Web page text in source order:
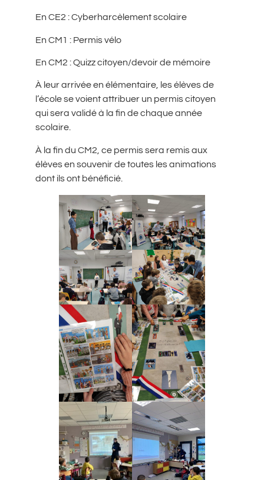
En CE2 : Cyberharcèlement scolaire
En CM1 : Permis vélo
En CM2 : Quizz citoyen/devoir de mémoire
À leur arrivée en élémentaire, les élèves de
l’école se voient attribuer un permis citoyen
qui sera validé à la fin de chaque année
scolaire.
À la fin du CM2, ce permis sera remis aux
élèves en souvenir de toutes les animations
dont ils ont bénéficié.